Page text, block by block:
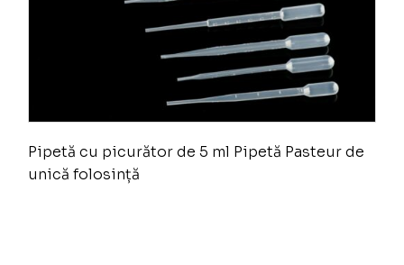
Pipetă cu picurător de 5 ml Pipetă Pasteur de
unică folosință